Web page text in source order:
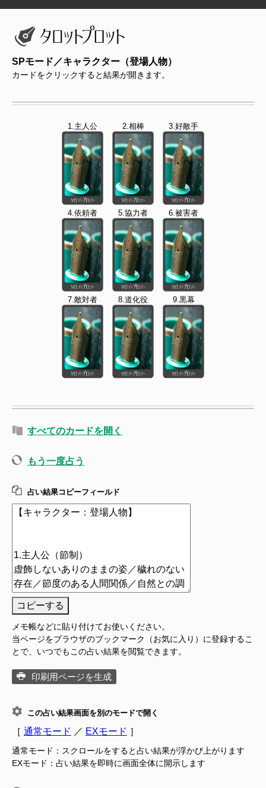
SPモード／キャラクター（登場人物）
カードをクリックすると結果が開きます。
1.主人公 2.相棒 3.好敵手
4.依頼者 5.協力者 6.被害者
7.敵対者 8.道化役 9.黒幕
すべてのカードを開く
もう一度占う
占い結果コピーフィールド
コピーする
メモ帳などに貼り付けてお使いください。
当ページをブラウザのブックマーク（お気に入り）に登録するこ
とで、いつでもこの占い結果を閲覧できます。
印刷用ページを生成
この占い結果画面を別のモードで開く
［ 通常モード ／ EXモード ］
通常モード：スクロールをすると占い結果が浮かび上がります
EXモード：占い結果を即時に画面全体に開示します